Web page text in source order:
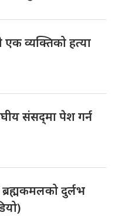
एक व्यक्तिको हत्या
संसद्‌मा पेश गर्न
दुर्लभ